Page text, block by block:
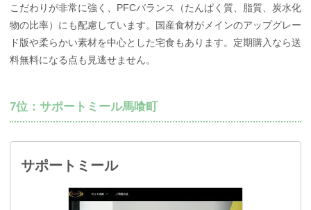
こだわりが非常に強く、PFCバランス（たんぱく質、脂質、炭水化
物の比率）にも配慮しています。国産食材がメインのアップグレー
ド版や柔らかい素材を中心とした宅食もあります。定期購入なら送
料無料になる点も見逃せません。
7位：サポートミール馬喰町
サポートミール